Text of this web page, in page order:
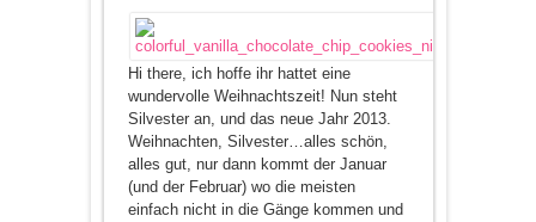
Hi there, ich hoffe ihr hattet eine
wundervolle Weihnachtszeit! Nun steht
Silvester an, und das neue Jahr 2013.
Weihnachten, Silvester…alles schön,
alles gut, nur dann kommt der Januar
(und der Februar) wo die meisten
einfach nicht in die Gänge kommen und